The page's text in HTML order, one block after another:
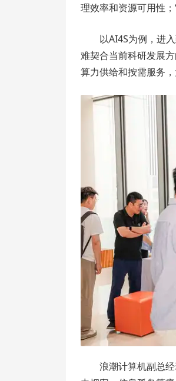
理效率和资源可用性；
以AI4S为例，进
难契合当前科研发展
算力供给和按需服务
浪潮计算机副总